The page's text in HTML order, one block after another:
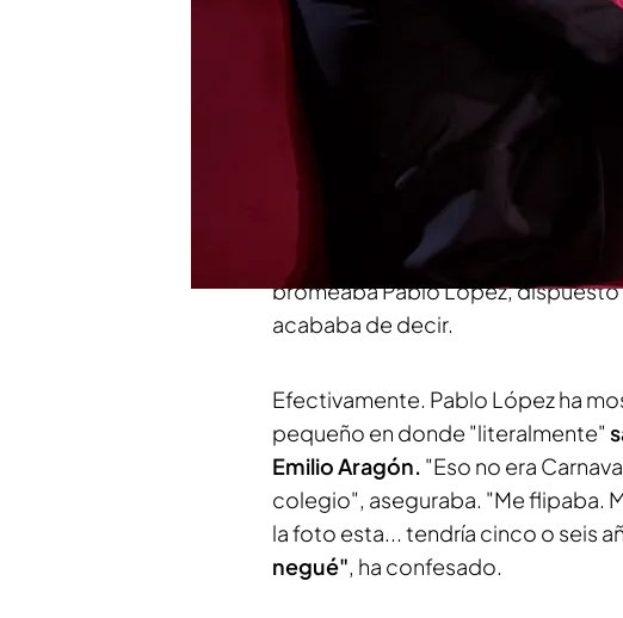
Pablo López
de la infancia. Y es que según ha
Se trata de Emilio Aragón.
Y es
demostrado. "No ves, cuando
bromeaba Pablo López,
acababa de decir.
Efectivamente. Pablo López ha
pequeño en donde "literalmente"
Emilio Aragón. "Eso no era
colegio", aseguraba. "Me flipaba.
la foto esta... tendría cinco o seis
negué", ha confesado.